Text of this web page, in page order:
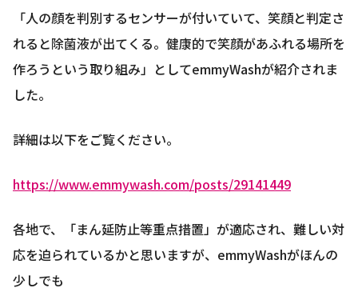
「人の顔を判別するセンサーが付いていて、笑顔と判定さ
れると除菌液が出てくる。健康的で笑顔があふれる場所を
作ろうという取り組み」としてemmyWashが紹介されま
した。
詳細は以下をご覧ください。
https://www.emmywash.com/posts/29141449
各地で、「まん延防止等重点措置」が適応され、難しい対
応を迫られているかと思いますが、emmyWashがほんの
少しでも